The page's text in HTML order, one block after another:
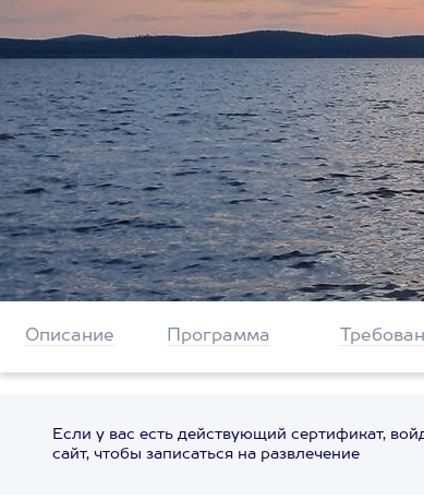
Описание Программа
Если у вас есть действующий сертификат,
сайт, чтобы записаться на развлечение